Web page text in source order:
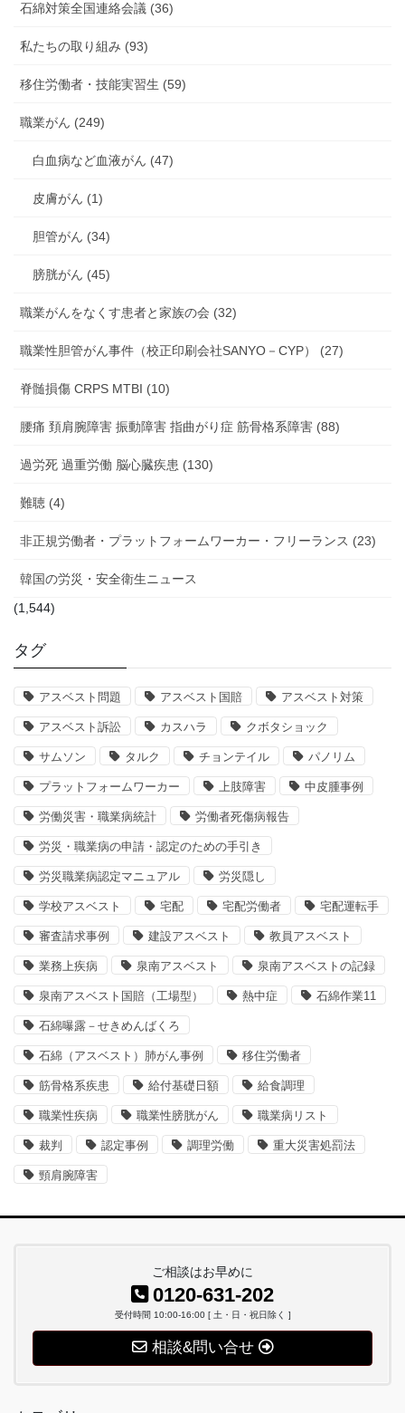
石綿対策全国連絡会議 (36)
私たちの取り組み (93)
移住労働者・技能実習生 (59)
職業がん (249)
白血病など血液がん (47)
皮膚がん (1)
胆管がん (34)
膀胱がん (45)
職業がんをなくす患者と家族の会 (32)
職業性胆管がん事件（校正印刷会社SANYO－CYP） (27)
脊髄損傷 CRPS MTBI (10)
腰痛 頚肩腕障害 振動障害 指曲がり症 筋骨格系障害 (88)
過労死 過重労働 脳心臓疾患 (130)
難聴 (4)
非正規労働者・プラットフォームワーカー・フリーランス (23)
韓国の労災・安全衛生ニュース
(1,544)
タグ
アスベスト問題 アスベスト国賠 アスベスト対策
アスベスト訴訟 カスハラ クボタショック
サムソン タルク チョンテイル パノリム
プラットフォームワーカー 上肢障害 中皮腫事例
労働災害・職業病統計 労働者死傷病報告
労災・職業病の申請・認定のための手引き
労災職業病認定マニュアル 労災隠し
学校アスベスト 宅配 宅配労働者 宅配運転手
審査請求事例 建設アスベスト 教員アスベスト
業務上疾病 泉南アスベスト 泉南アスベストの記録
泉南アスベスト国賠（工場型） 熱中症 石綿作業11
石綿曝露－せきめんばくろ
石綿（アスベスト）肺がん事例 移住労働者
筋骨格系疾患 給付基礎日額 給食調理
職業性疾病 職業性膀胱がん 職業病リスト
裁判 認定事例 調理労働 重大災害処罰法
頸肩腕障害
ご相談はお早めに
0120-631-202
受付時間 10:00-16:00 [ 土・日・祝日除く ]
相談&問い合せ